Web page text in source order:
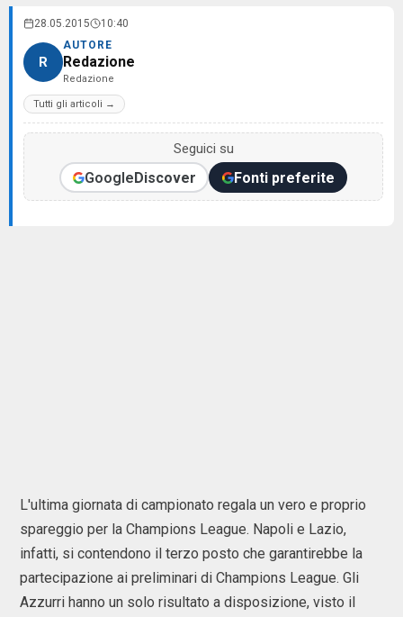
28.05.2015 10:40
R
AUTORE
Redazione
Redazione
Tutti gli articoli →
Seguici su
GoogleDiscover Fonti preferite
L'ultima giornata di campionato regala un vero e proprio
spareggio per la Champions League. Napoli e Lazio,
infatti, si contendono il terzo posto che garantirebbe la
partecipazione ai preliminari di Champions League. Gli
Azzurri hanno un solo risultato a disposizione, visto il